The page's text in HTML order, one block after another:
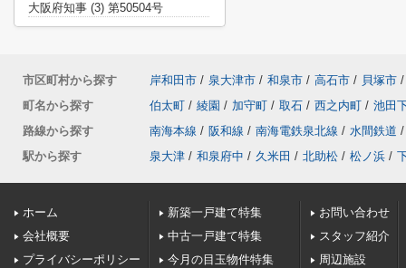
大阪府知事 (3) 第50504号
市区町村から探す 岸和田市 / 泉大津市 / 和泉市 / 高石市 / 貝塚市 /
町名から探す
伯太町 / 綾園 / 加守町 / 取石 / 西之内町 / 池田
路線から探す
南海本線 / 阪和線 / 南海電鉄泉北線 / 水間鉄道 /
駅から探す
泉大津 / 和泉府中 / 久米田 / 北助松 / 松ノ浜 /
ホーム
会社概要
プライバシーポリシー
新築一戸建て特集
中古一戸建て特集
今月の目玉物件特集
お問い合わせ
スタッフ紹介
周辺施設